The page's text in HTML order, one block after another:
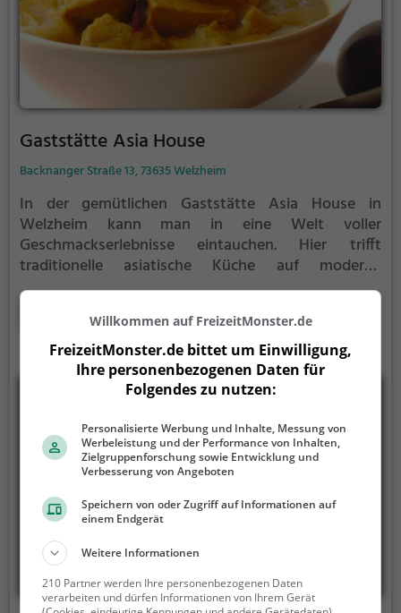
Gaststätte Asia House
Backnanger Straße 13, 73635 Welzheim
In der gemütlichen Gaststätte Asia House in
Welzheim kann man in eine Welt voller
Geschmackserlebnisse eintauchen. Hier trifft
traditionelle asiatische Küche auf moderne
Fusionsküche, was für eine vielfältige Auswahl an
Gesunde und vegetarische Optionen stehen
ebenfalls zur Auswahl und versprechen Genuss für
jeden Geschmack. Die angenehme Atmosphäre lädt
dazu ein, das breite Angebot an Getränken zu
vollen Zügen zu genießen.
Mehr erfahren
Willkommen auf FreizeitMonster.de
FreizeitMonster.de bittet um Einwilligung,
Ihre personenbezogenen Daten für
Folgendes zu nutzen:
Personalisierte Werbung und Inhalte, Messung von
Werbeleistung und der Performance von Inhalten,
Zielgruppenforschung sowie Entwicklung und
Verbesserung von Angeboten
Speichern von oder Zugriff auf Informationen auf
einem Endgerät
Weitere Informationen
210 Partner werden Ihre personenbezogenen Daten
verarbeiten und dürfen Informationen von Ihrem Gerät